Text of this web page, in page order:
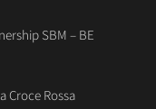
SBM – BE
Croce Rossa